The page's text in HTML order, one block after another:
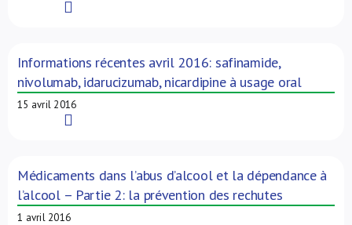
Informations récentes avril 2016: safinamide,
nivolumab, idarucizumab, nicardipine à usage oral
15 avril 2016
Médicaments dans l’abus d’alcool et la dépendance à
l’alcool – Partie 2: la prévention des rechutes
1 avril 2016